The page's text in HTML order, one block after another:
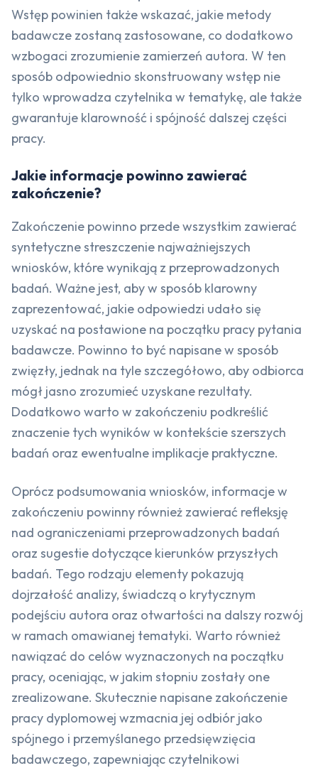
Wstęp powinien także wskazać, jakie metody
badawcze zostaną zastosowane, co dodatkowo
wzbogaci zrozumienie zamierzeń autora. W ten
sposób odpowiednio skonstruowany wstęp nie
tylko wprowadza czytelnika w tematykę, ale także
gwarantuje klarowność i spójność dalszej części
pracy.
Jakie informacje powinno zawierać
zakończenie?
Zakończenie powinno przede wszystkim zawierać
syntetyczne streszczenie najważniejszych
wniosków, które wynikają z przeprowadzonych
badań. Ważne jest, aby w sposób klarowny
zaprezentować, jakie odpowiedzi udało się
uzyskać na postawione na początku pracy pytania
badawcze. Powinno to być napisane w sposób
zwięzły, jednak na tyle szczegółowo, aby odbiorca
mógł jasno zrozumieć uzyskane rezultaty.
Dodatkowo warto w zakończeniu podkreślić
znaczenie tych wyników w kontekście szerszych
badań oraz ewentualne implikacje praktyczne.
Oprócz podsumowania wniosków, informacje w
zakończeniu powinny również zawierać refleksję
nad ograniczeniami przeprowadzonych badań
oraz sugestie dotyczące kierunków przyszłych
badań. Tego rodzaju elementy pokazują
dojrzałość analizy, świadczą o krytycznym
podejściu autora oraz otwartości na dalszy rozwój
w ramach omawianej tematyki. Warto również
nawiązać do celów wyznaczonych na początku
pracy, oceniając, w jakim stopniu zostały one
zrealizowane. Skutecznie napisane zakończenie
pracy dyplomowej wzmacnia jej odbiór jako
spójnego i przemyślanego przedsięwzięcia
badawczego, zapewniając czytelnikowi